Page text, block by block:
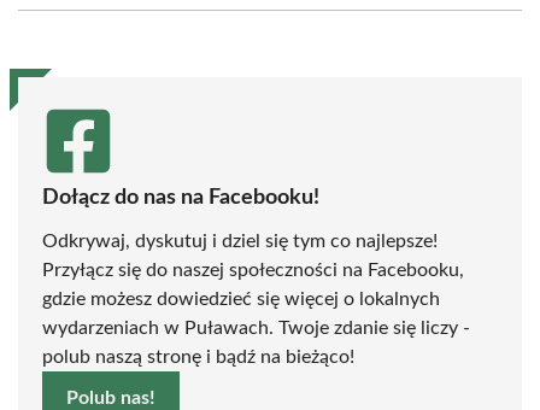
(Twitter)
Dołącz do nas na Facebooku!
Odkrywaj, dyskutuj i dziel się tym co najlepsze!
Przyłącz się do naszej społeczności na Facebooku,
gdzie możesz dowiedzieć się więcej o lokalnych
wydarzeniach w Puławach. Twoje zdanie się liczy -
polub naszą stronę i bądź na bieżąco!
Polub nas!